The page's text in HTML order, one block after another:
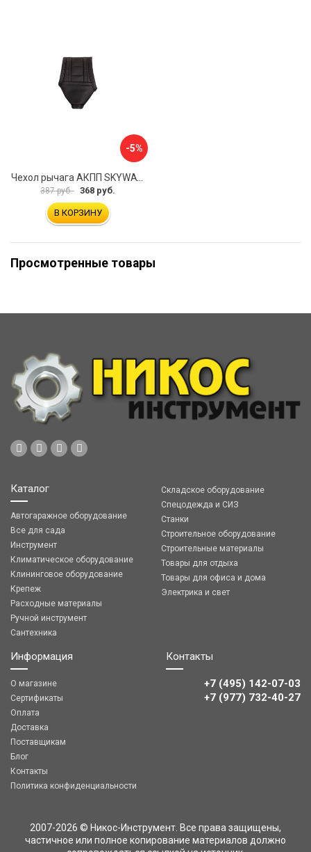
-5%
387 руб. 368 руб.
В КОРЗИНУ
Просмотренные товары
Каталог
Автогаражное оборудование
Все для сада
Инструмент
Климатическое оборудование
Клининговое оборудование
Крепеж
Расходные материалы
Ручной инструмент
Сантехника
Складское оборудование
Спецодежда и СИЗ
Станки
Строительное оборудование
Строительные материалы
Товары для отдыха
Товары для офиса и дома
Электрика и свет
Информация
О магазине
Сертификаты
Оплата
Доставка
Поставщикам
Блог
Контакты
Политика конфиденциальности
Контакты
+7 (495) 142-07-03
‎‎+7 (977) 732-40-27
2007-2026 © Никос-Инструмент. Все права защищены,
частичное или полное копирование материалов должно